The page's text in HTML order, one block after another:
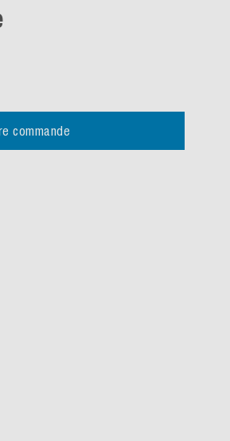
commande